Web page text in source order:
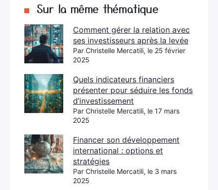
Sur la même thématique
Comment gérer la relation avec
ses investisseurs après la levée
Par Christelle Mercatili, le 25 février
2025
Quels indicateurs financiers
présenter pour séduire les fonds
d’investissement
Par Christelle Mercatili, le 17 mars
2025
Financer son développement
international : options et
stratégies
Par Christelle Mercatili, le 3 mars
2025